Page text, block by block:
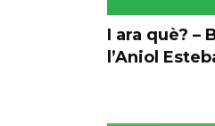
I ara què? –
l’Aniol